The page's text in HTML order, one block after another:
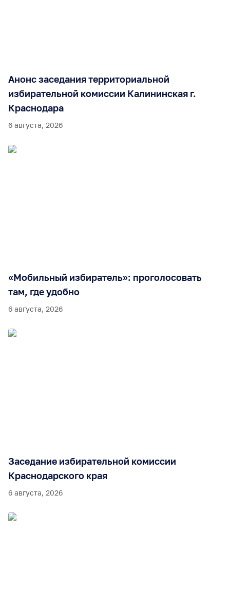
Анонс заседания территориальной
избирательной комиссии Калининская г.
Краснодара
6 августа, 2026
«Мобильный избиратель»: проголосовать
там, где удобно
6 августа, 2026
Заседание избирательной комиссии
Краснодарского края
6 августа, 2026